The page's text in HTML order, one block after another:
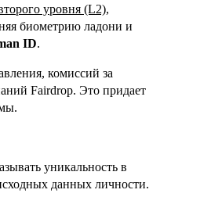
уровня (L2),
биометрию ладони и
ID.
комиссий за
Fairdrop. Это придает
уникальность в
данных личности.